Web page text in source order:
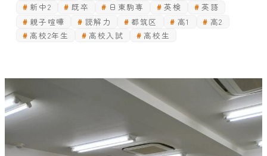
新中2
既卒 日東駒専 英検
英語
親子喧嘩
読解力 都筑区 高1
高2
高校2年生
高校入試 高校生